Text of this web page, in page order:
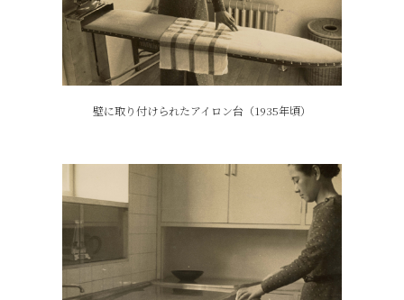
壁に取り付けられたアイロン台（1935年頃）